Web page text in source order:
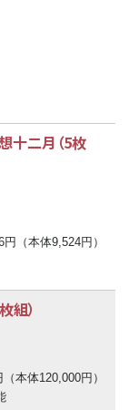
十二月（5枚
円（本体9,524円）
組）
本体120,000円）